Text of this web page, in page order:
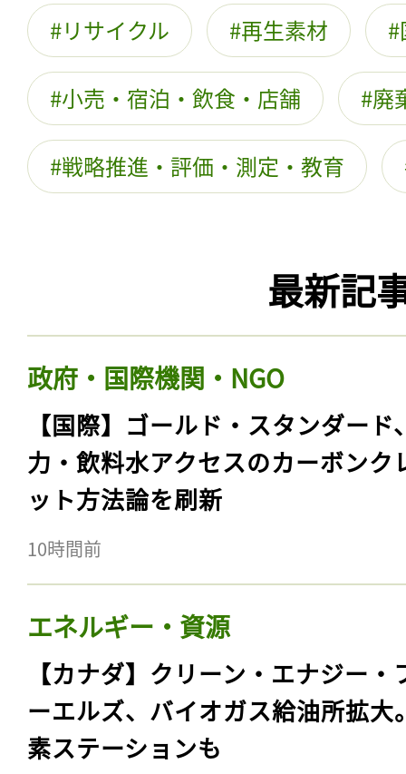
リサイクル 再生素材
小売・宿泊・飲食・店舗 廃
戦略推進・評価・測定・教育
最新記
政府・国際機関・NGO
【国際】ゴールド・スタンダード
力・飲料水アクセスのカーボンク
ット方法論を刷新
10時間前
エネルギー・資源
【カナダ】クリーン・エナジー・
ーエルズ、バイオガス給油所拡大
素ステーションも